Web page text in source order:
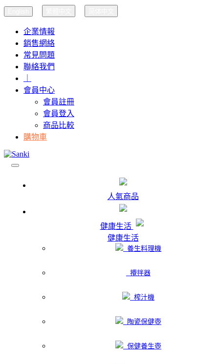
企業情報
銷售網絡
常見問題
聯絡我們
會員中心
會員註冊
會員登入
商品比較
購物車
人氣商品
健康生活
健康生活
養生料理機
攪拌器
榨汁機
陶瓷保健壺
保健養生壺